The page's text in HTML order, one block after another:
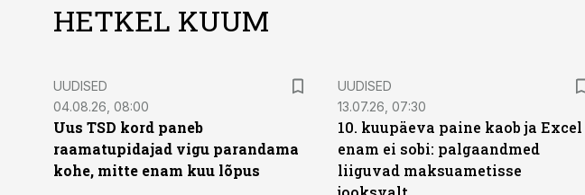
HETKEL KUUM
UUDISED
04.08.26, 08:00
Uus TSD kord paneb
raamatupidajad vigu parandama
kohe, mitte enam kuu lõpus
UUDISED
13.07.26, 07:30
10. kuupäeva paine kaob ja Excel
enam ei sobi: palgaandmed
liiguvad maksuametisse